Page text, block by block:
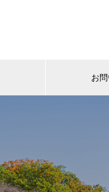
お